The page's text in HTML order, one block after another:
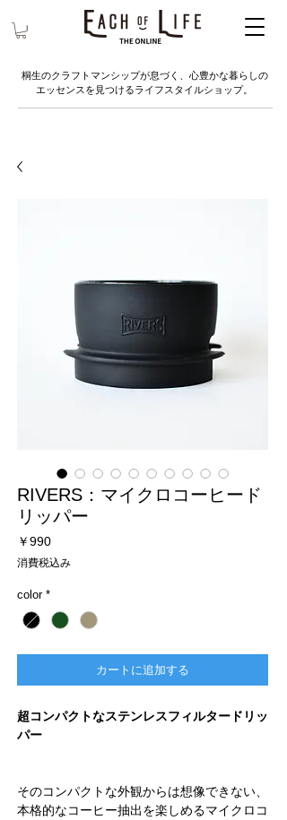
桐生のクラフトマンシップが息づく、心豊かな暮らしの
エッセンスを見つけるライフスタイルショップ。
RIVERS：マイクロコーヒード
リッパー
￥990価
格
消費税込み
color *
カートに追加する
超コンパクトなステンレスフィルタードリッ
パー
そのコンパクトな外観からは想像できない、
本格的なコーヒー抽出を楽しめるマイクロコ